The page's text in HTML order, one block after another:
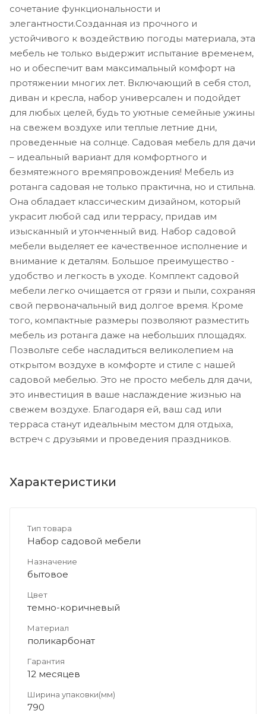
сочетание функциональности и
элегантности.Созданная из прочного и
устойчивого к воздействию погоды материала, эта
мебель не только выдержит испытание временем,
но и обеспечит вам максимальный комфорт на
протяжении многих лет. Включающий в себя стол,
диван и кресла, набор универсален и подойдет
для любых целей, будь то уютные семейные ужины
на свежем воздухе или теплые летние дни,
проведенные на солнце. Садовая мебель для дачи
– идеальный вариант для комфортного и
безмятежного времяпровождения! Мебель из
ротанга садовая не только практична, но и стильна.
Она обладает классическим дизайном, который
украсит любой сад или террасу, придав им
изысканный и утонченный вид. Набор садовой
мебели выделяет ее качественное исполнение и
внимание к деталям. Большое преимущество -
удобство и легкость в уходе. Комплект садовой
мебели легко очищается от грязи и пыли, сохраняя
свой первоначальный вид долгое время. Кроме
того, компактные размеры позволяют разместить
мебель из ротанга даже на небольших площадях.
Позвольте себе насладиться великолепием на
открытом воздухе в комфорте и стиле с нашей
садовой мебелью. Это не просто мебель для дачи,
это инвестиция в ваше наслаждение жизнью на
свежем воздухе. Благодаря ей, ваш сад или
терраса станут идеальным местом для отдыха,
встреч с друзьями и проведения праздников.
Характеристики
Тип товара
Набор садовой мебели
Назначение
бытовое
Цвет
темно-коричневый
Материал
поликарбонат
Гарантия
12 месяцев
Ширина упаковки(мм)
790